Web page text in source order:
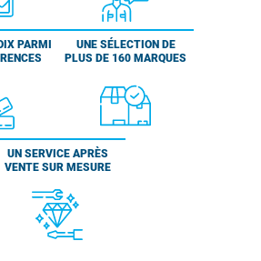
PARMI
UNE SÉLECTION DE
PLUS DE 160 MARQUES
UN SERVICE APRÈS
VENTE SUR MESURE